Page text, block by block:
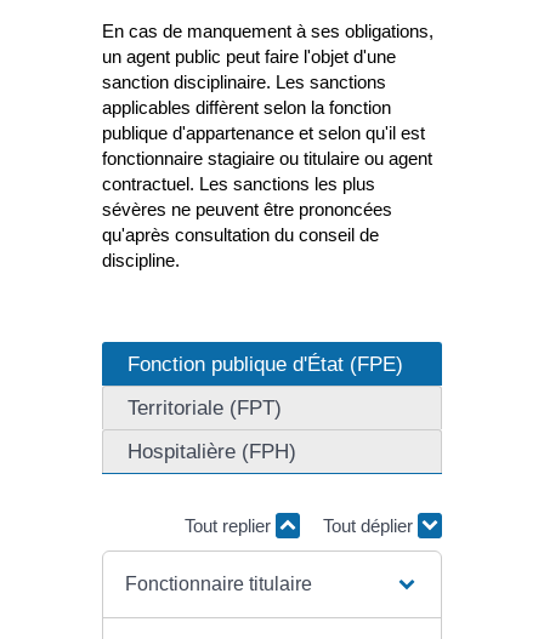
En cas de manquement à ses obligations,
un agent public peut faire l'objet d'une
sanction disciplinaire. Les sanctions
applicables diffèrent selon la fonction
publique d'appartenance et selon qu'il est
fonctionnaire stagiaire ou titulaire ou agent
contractuel. Les sanctions les plus
sévères ne peuvent être prononcées
qu'après consultation du conseil de
discipline.
Fonction publique d'État (FPE)
Territoriale (FPT)
Hospitalière (FPH)
Tout replier Tout déplier
Fonctionnaire titulaire